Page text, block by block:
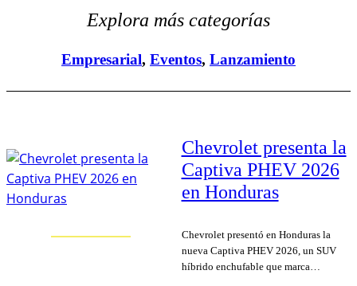
Explora más categorías
Empresarial, Eventos, Lanzamiento
Chevrolet presenta la
Captiva PHEV 2026
en Honduras
Chevrolet presentó en Honduras la
nueva Captiva PHEV 2026, un SUV
híbrido enchufable que marca…